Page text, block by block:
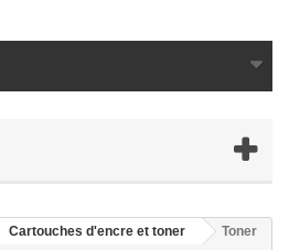
Cartouches d'encre et toner
Toner